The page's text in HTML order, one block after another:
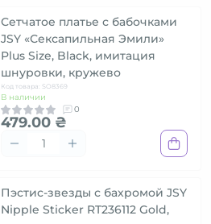
Сетчатое платье с бабочками
JSY «Сексапильная Эмили»
Plus Size, Black, имитация
шнуровки, кружево
Код товара: SO8369
В наличии
0
479.00 ₴
Пэстис-звезды с бахромой JSY
Nipple Sticker RT236112 Gold,